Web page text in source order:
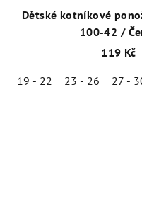
Dětské kotníkové
100-42 /
119 Kč
19 - 22
23 - 26 27 -